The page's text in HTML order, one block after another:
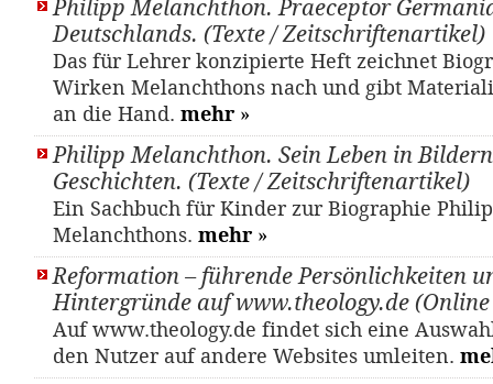
Philipp Melanchthon. Praeceptor
Deutschlands. (Texte / Zeitschriftenartikel)
Das für Lehrer konzipierte Heft zeichnet
Wirken Melanchthons nach und gibt
an die Hand. mehr »
Philipp Melanchthon. Sein Leben in
Geschichten. (Texte / Zeitschriftenartikel)
Ein Sachbuch für Kinder zur Biographie
Melanchthons. mehr »
Reformation – führende Persönlichkeiten
Hintergründe auf www.theology.de (Online
Auf www.theology.de findet sich eine
den Nutzer auf andere Websites umleiten.